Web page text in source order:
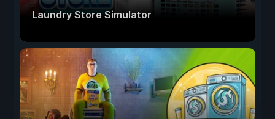
Laundry Store Simulator